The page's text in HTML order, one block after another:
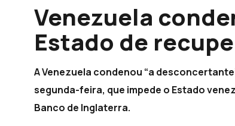
Venezuela
Estado de
A Venezuela condenou “a
segunda-feira, que impede o Estado
Banco de Inglaterra.